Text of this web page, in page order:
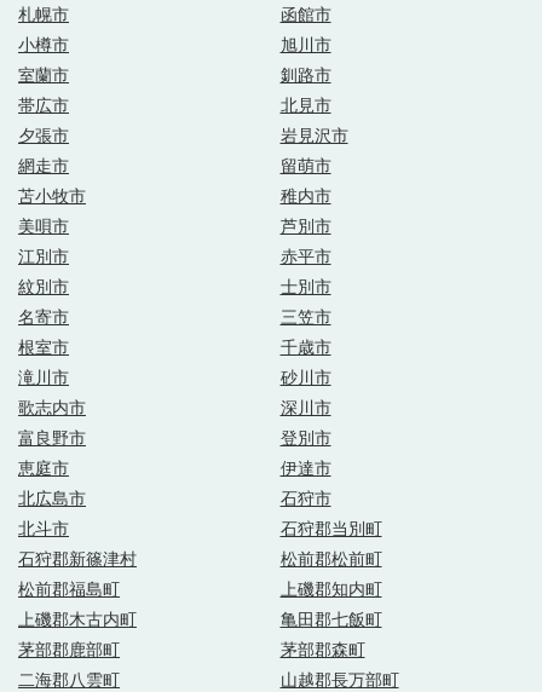
札幌市
函館市
小樽市
旭川市
室蘭市
釧路市
帯広市
北見市
夕張市
岩見沢市
網走市
留萌市
苫小牧市
稚内市
美唄市
芦別市
江別市
赤平市
紋別市
士別市
名寄市
三笠市
根室市
千歳市
滝川市
砂川市
歌志内市
深川市
富良野市
登別市
恵庭市
伊達市
北広島市
石狩市
北斗市
石狩郡当別町
石狩郡新篠津村
松前郡松前町
松前郡福島町
上磯郡知内町
上磯郡木古内町
亀田郡七飯町
茅部郡鹿部町
茅部郡森町
二海郡八雲町
山越郡長万部町